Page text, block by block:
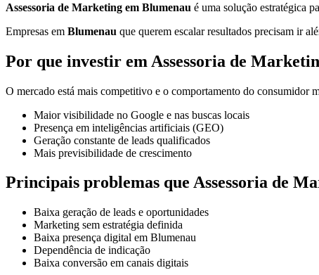
Assessoria de Marketing em Blumenau é uma solução estratégica
Empresas em Blumenau que querem escalar resultados precisam ir
Por que investir em Assessoria de
O mercado está mais competitivo e o comportamento do consumidor
Maior visibilidade no Google e nas buscas locais
Presença em inteligências artificiais (GEO)
Geração constante de leads qualificados
Mais previsibilidade de crescimento
Principais problemas que Assessoria de
Baixa geração de leads e oportunidades
Marketing sem estratégia definida
Baixa presença digital em Blumenau
Dependência de indicação
Baixa conversão em canais digitais